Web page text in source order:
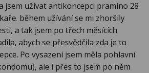
jsem užívat antikoncepci pramino 28
během užívání se mi zhoršily
a tak jsem po třech měsících
abych se přesvědčila zda je to
Po vysazení jsem měla pohlavní
ale i přes to jsem po něm